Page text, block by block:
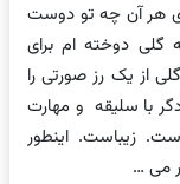
هر آن چه تو دوست
دوخته ام برای
از یک رز صورتی را
با سلیقه و مهارت
زیباست. اینطور
می …